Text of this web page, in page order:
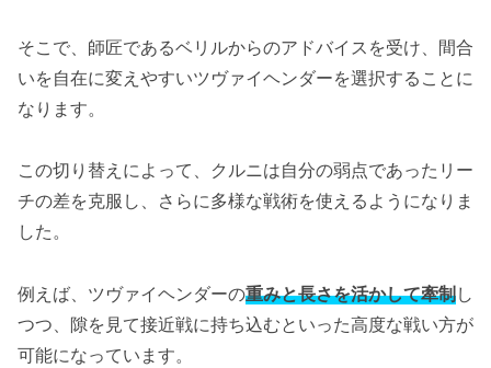
そこで、師匠であるベリルからのアドバイスを受け、間合
いを自在に変えやすいツヴァイヘンダーを選択することに
なります。
この切り替えによって、クルニは自分の弱点であったリー
チの差を克服し、さらに多様な戦術を使えるようになりま
した。
例えば、ツヴァイヘンダーの重みと長さを活かして牽制し
つつ、隙を見て接近戦に持ち込むといった高度な戦い方が
可能になっています。